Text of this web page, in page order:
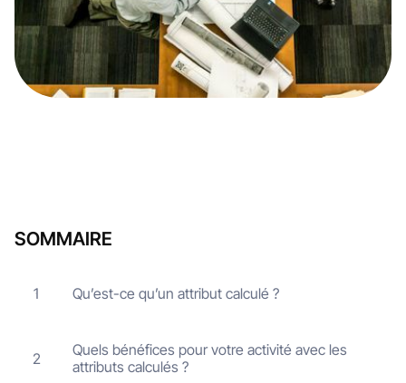
SOMMAIRE
1 Qu’est-ce qu’un attribut calculé ?
2
Quels bénéfices pour votre activité avec les
attributs calculés ?